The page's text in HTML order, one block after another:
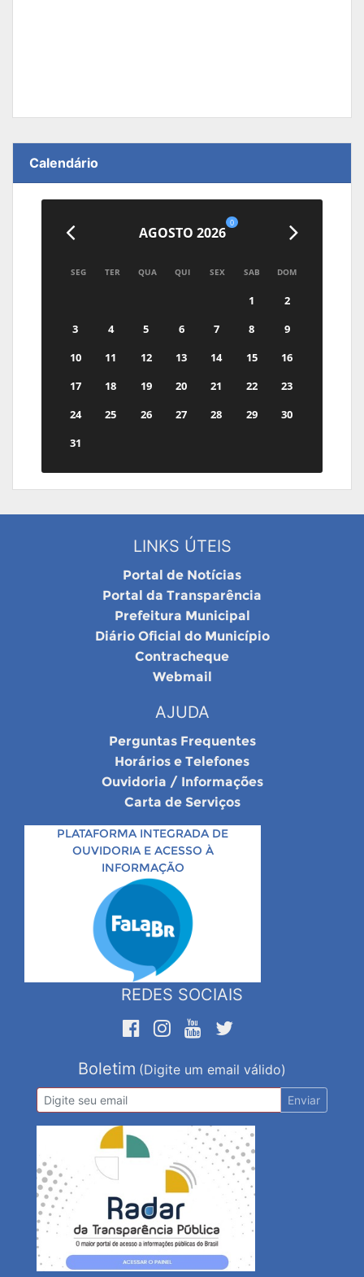
Calendário
AGOSTO 2026
0
SEG TER QUA QUI SEX SAB DOM
1
2
3
4 5 6 7 8
9
10
11 12 13 14 15
16
17
18 19 20 21 22
23
24
25 26 27 28 29
30
31
LINKS ÚTEIS
Portal de Notícias
Portal da Transparência
Prefeitura Municipal
Diário Oficial do Município
Contracheque
Webmail
AJUDA
Perguntas Frequentes
Horários e Telefones
Ouvidoria / Informações
Carta de Serviços
PLATAFORMA INTEGRADA DE
OUVIDORIA E ACESSO À
INFORMAÇÃO
REDES SOCIAIS
Boletim (Digite um email válido)
Enviar